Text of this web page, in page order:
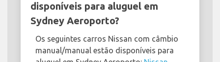
disponíveis para aluguel em
Sydney Aeroporto?
Os seguintes carros Nissan com câmbio
manual/manual estão disponíveis para